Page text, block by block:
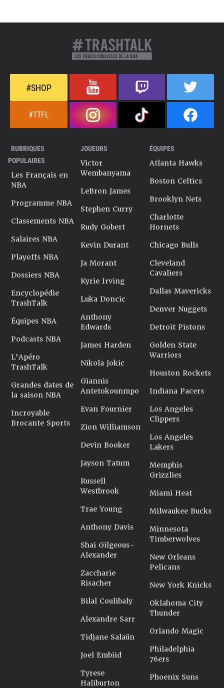
#SHOP
#TTFL
RUBRIQUES
POPULAIRES
Les Français en
NBA
Programme NBA
Classements NBA
Salaires NBA
Playoffs NBA
Dossiers NBA
Encyclopédie
TrashTalk
Équipes NBA
Podcasts NBA
L'Apéro
TrashTalk
Grandes dates de
la saison NBA
Incroyable
Brocante Sports
JOUEURS
Victor
Wembanyama
LeBron James
Stephen Curry
Rudy Gobert
Kevin Durant
Ja Morant
Kyrie Irving
Luka Doncic
Anthony
Edwards
James Harden
Nikola Jokic
Giannis
Antetokounmpo
Evan Fournier
Zion Williamson
Devin Booker
Jayson Tatum
Russell
Westbrook
Trae Young
Anthony Davis
Shai Gilgeous-
Alexander
Zaccharie
Risacher
Bilal Coulibaly
Alexandre Sarr
Tidjane Salaün
Joel Embiid
Tyrese
Haliburton
ÉQUIPES
Atlanta Hawks
Boston Celtics
Brooklyn Nets
Charlotte
Hornets
Chicago Bulls
Cleveland
Cavaliers
Dallas Mavericks
Denver Nuggets
Detroit Pistons
Golden State
Warriors
Houston Rockets
Indiana Pacers
Los Angeles
Clippers
Los Angeles
Lakers
Memphis
Grizzlies
Miami Heat
Milwaukee Bucks
Minnesota
Timberwolves
New Orleans
Pelicans
New York Knicks
Oklahoma City
Thunder
Orlando Magic
Philadelphia
76ers
Phoenix Suns